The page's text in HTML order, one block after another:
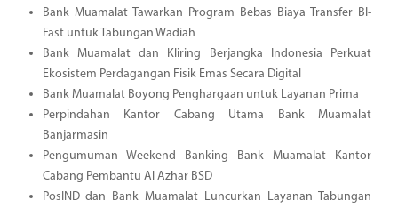
Bank Muamalat Tawarkan Program Bebas Biaya Transfer BI-
Fast untuk Tabungan Wadiah
Bank Muamalat dan Kliring Berjangka Indonesia Perkuat
Ekosistem Perdagangan Fisik Emas Secara Digital
Bank Muamalat Boyong Penghargaan untuk Layanan Prima
Perpindahan Kantor Cabang Utama Bank Muamalat
Banjarmasin
Pengumuman Weekend Banking Bank Muamalat Kantor
Cabang Pembantu Al Azhar BSD
PosIND dan Bank Muamalat Luncurkan Layanan Tabungan